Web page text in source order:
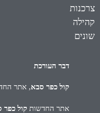
צרכנות
קהילה
שונים
דבר העורכת
קול כפר סבא, אתר
אתר החדשות קול כפר